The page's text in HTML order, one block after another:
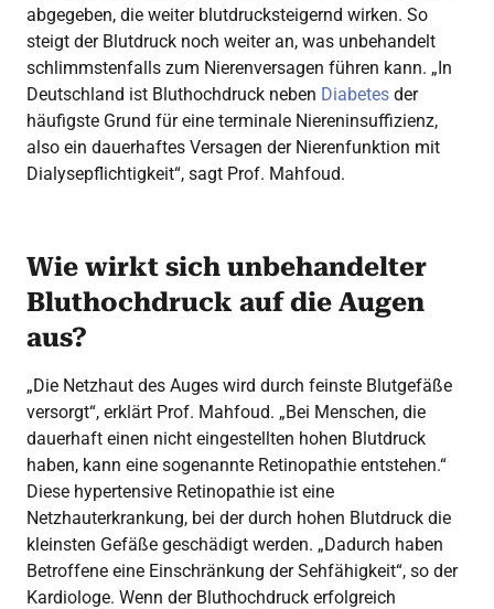
abgegeben, die weiter blutdrucksteigernd wirken. So
steigt der Blutdruck noch weiter an, was unbehandelt
schlimmstenfalls zum Nierenversagen führen kann. „In
Deutschland ist Bluthochdruck neben Diabetes der
häufigste Grund für eine terminale Niereninsuffizienz,
also ein dauerhaftes Versagen der Nierenfunktion mit
Dialysepflichtigkeit“, sagt Prof. Mahfoud.
Wie wirkt sich unbehandelter
Bluthochdruck auf die Augen
aus?
„Die Netzhaut des Auges wird durch feinste Blutgefäße
versorgt“, erklärt Prof. Mahfoud. „Bei Menschen, die
dauerhaft einen nicht eingestellten hohen Blutdruck
haben, kann eine sogenannte Retinopathie entstehen.“
Diese hypertensive Retinopathie ist eine
Netzhauterkrankung, bei der durch hohen Blutdruck die
kleinsten Gefäße geschädigt werden. „Dadurch haben
Betroffene eine Einschränkung der Sehfähigkeit“, so der
Kardiologe. Wenn der Bluthochdruck erfolgreich